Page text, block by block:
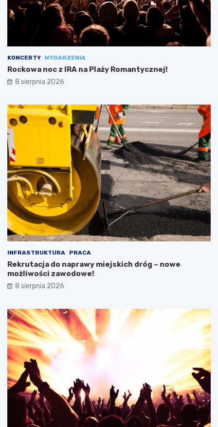
KONCERTY WYDARZENIA
Rockowa noc z IRA na Plaży Romantycznej!
8 sierpnia 2026
INFRASTRUKTURA PRACA
Rekrutacja do naprawy miejskich dróg – nowe
możliwości zawodowe!
8 sierpnia 2026